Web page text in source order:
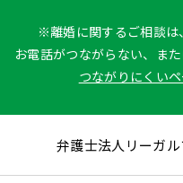
※離婚に関するご相談は
お電話がつながらない、ま
つながりにくい
弁護士法人リーガ